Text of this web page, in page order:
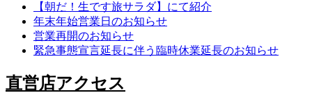
【朝だ！生です旅サラダ】にて紹介
年末年始営業日のお知らせ
営業再開のお知らせ
緊急事態宣言延長に伴う臨時休業延長のお知らせ
直営店アクセス